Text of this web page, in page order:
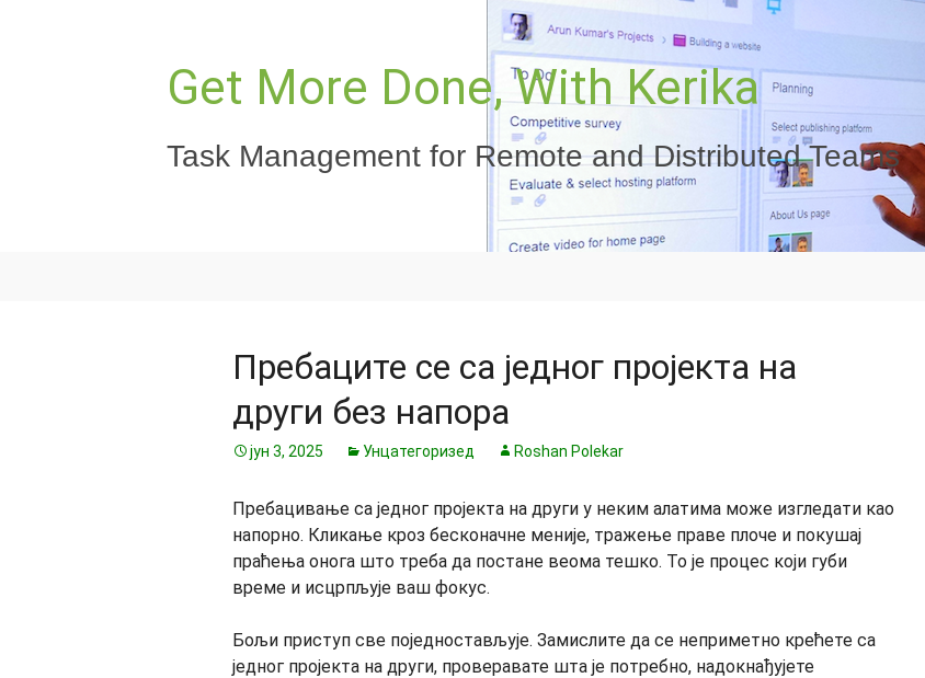
Get More Done, With Kerika
Task Management for Remote and Distributed Teams
Пребаците се са једног пројекта на
други без напора
јун 3, 2025 Унцатегоризед Roshan Polekar
Пребацивање са једног пројекта на други у неким алатима може изгледати као
напорно. Кликање кроз бесконачне меније, тражење праве плоче и покушај
праћења онога што треба да постане веома тешко. То је процес који губи
време и исцрпљује ваш фокус.
Бољи приступ све поједностављује. Замислите да се неприметно крећете са
једног пројекта на други, проверавате шта је потребно, надокнађујете